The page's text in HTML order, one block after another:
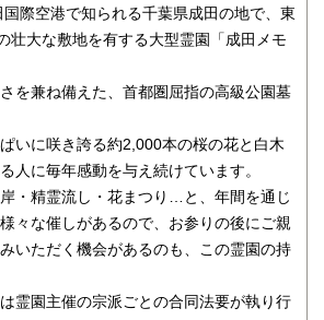
際空港で知られる千葉県成田の地で、東
壮大な敷地を有する大型霊園「成田メモ
を兼ね備えた、首都圏屈指の高級公園墓
いに咲き誇る約2,000本の桜の花と白木
人に毎年感動を与え続けています。
・精霊流し・花まつり…と、年間を通じ
々な催しがあるので、お参りの後にご親
いただく機会があるのも、この霊園の持
霊園主催の宗派ごとの合同法要が執り行